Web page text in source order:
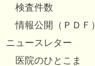
検査件数
情報公開（ＰＤＦ）
ニュースレター
医院のひとこま